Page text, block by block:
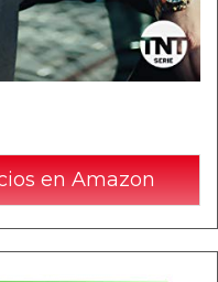
en Amazon